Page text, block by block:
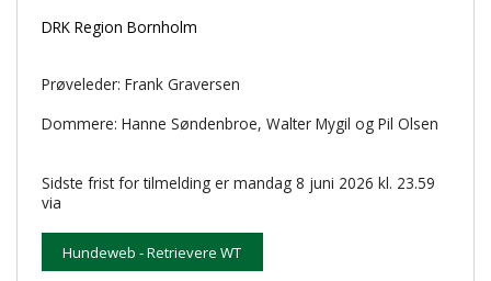
DRK Region Bornholm
Prøveleder: Frank Graversen
Dommere: Hanne Søndenbroe, Walter Mygil og Pil Olsen
Sidste frist for tilmelding er mandag 8 juni 2026 kl. 23.59
via
Hundeweb - Retrievere WT